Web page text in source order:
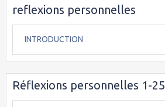
reflexions personnelles
INTRODUCTION
Réflexions personnelles 1-25